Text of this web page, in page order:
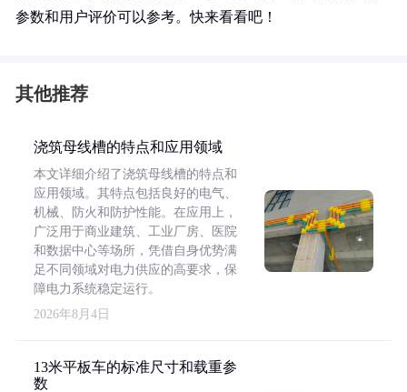
参数和用户评价可以参考。快来看看吧！
其他推荐
浇筑母线槽的特点和应用领域
本文详细介绍了浇筑母线槽的特点和
应用领域。其特点包括良好的电气、
机械、防火和防护性能。在应用上，
广泛用于商业建筑、工业厂房、医院
和数据中心等场所，凭借自身优势满
足不同领域对电力供应的高要求，保
障电力系统稳定运行。
2026年8月4日
13米平板车的标准尺寸和载重参
数